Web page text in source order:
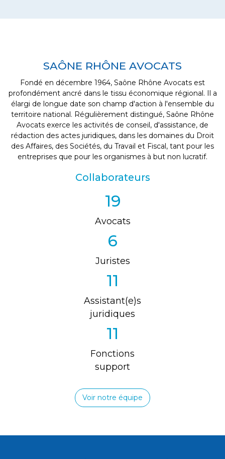
EN SAVOIR PLUS
SAÔNE RHÔNE AVOCATS
Fondé en décembre 1964, Saône Rhône Avocats est
profondément ancré dans le tissu économique régional. Il a
élargi de longue date son champ d'action à l'ensemble du
territoire national. Régulièrement distingué, Saône Rhône
Avocats exerce les activités de conseil, d'assistance, de
rédaction des actes juridiques, dans les domaines du Droit
des Affaires, des Sociétés, du Travail et Fiscal, tant pour les
entreprises que pour les organismes à but non lucratif.
Collaborateurs
19
Avocats
6
Juristes
11
Assistant(e)s
juridiques
11
Fonctions
support
Voir notre équipe